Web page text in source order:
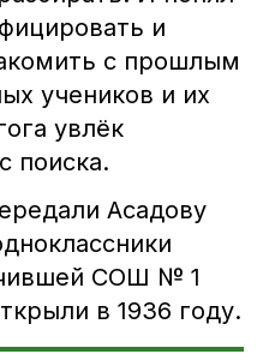
и
с прошлым
учеников и их
увлёк
поиска.
Асадову
СОШ № 1
в 1936 году.